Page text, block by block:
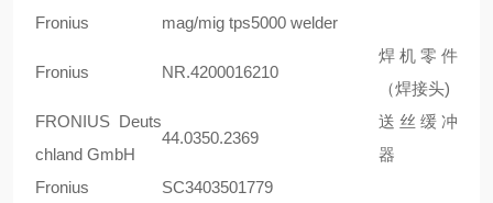
Fronius mag/mig tps5000 welder
Fronius NR.4200016210
焊机零件
（焊接头)
FRONIUS Deuts
chland GmbH
44.0350.2369
送丝缓冲
器
Fronius
SC3403501779